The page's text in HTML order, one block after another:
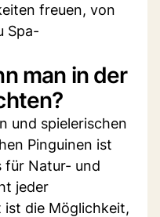
freuen, von
Spa-
man in der
und spielerischen
Pinguinen ist
für Natur- und
jeder
die Möglichkeit,